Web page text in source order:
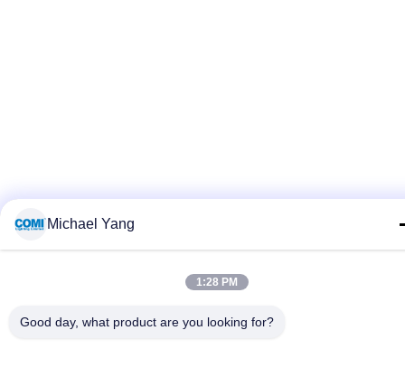
Michael Yang
1:28 PM
Good day, what product are you looking for?